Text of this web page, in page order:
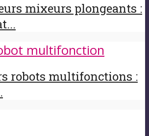
mixeurs plongeants :
robots multifonctions :